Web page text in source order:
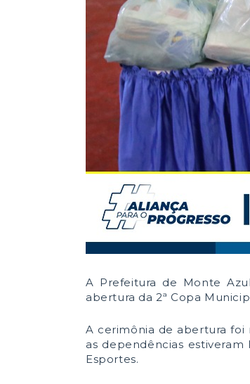
A Prefeitura de Monte
abertura da 2ª Copa
A cerimônia de abertura foi
as dependências
Esportes.